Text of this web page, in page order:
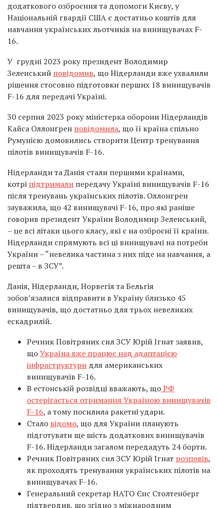
додаткового озброєння та допомоги Києву, у
Національній гвардії США є достатньо коштів для
навчання українських льотчиків на винищувачах F-
16.
У грудні 2023 року президент Володимир
Зеленський повідомив, що Нідерланди вже ухвалили
рішення стосовно підготовки перших 18 винищувачів
F-16 для передачі Україні.
30 серпня 2023 року міністерка оборони Нідерландів
Кайса Оллонґрен повідомила, що її країна спільно
Румунією домовились створити Центр тренування
пілотів винищувачів F-16.
Нідерланди та Данія стали першими країнами,
котрі підтримали передачу Україні винищувачів F-16
після тренувань українських пілотів. Оллонгрен
зауважила, що 42 винищувачі F-16, про які раніше
говорив президент України Володимир Зеленський,
– це всі літаки цього класу, які є на озброєні її країни.
Нідерланди спрямують всі ці винищувачі на потреби
України – “невелика частина з них піде на навчання, а
решта – в ЗСУ”.
Данія, Нідерланди, Норвегія та Бельгія
зобов’язалися відправити в Україну близько 45
винищувачів, що достатньо для трьох невеликих
ескадрилій.
Речник Повітряних сил ЗСУ Юрій Ігнат заявив,
щоУкраїна вже працює над адаптацією
інфраструктури для американських
винищувачів F-16.
В естонській розвідці вважають, щоРФ
остерігається отримання Україною винищувачів
F-16, а тому посилила ракетні удари.
Стало відомо, що для України планують
підготувати ще шість додаткових винищувачів
F-16. Нідерланди загалом передадуть 24 борти.
Речник Повітряних сил ЗСУ Юрій Ігнат розповів,
як проходять тренування українських пілотів на
винищувачах F-16.
Генеральний секретар НАТО Єнс Столтенберг
підтвердив, що згідно з міжнародним